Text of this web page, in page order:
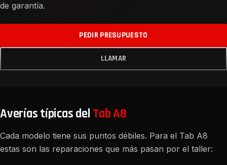
de garantía.
PEDIR PRESUPUESTO
LLAMAR
Averías típicas del Tab A8
Cada modelo tiene sus puntos débiles. Para el Tab A8
estas son las reparaciones que más pasan por el taller: